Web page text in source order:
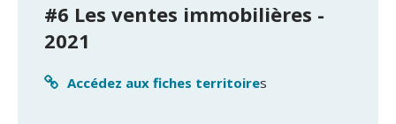
#6 Les ventes immobilières -
2021
Accédez aux fiches territoires